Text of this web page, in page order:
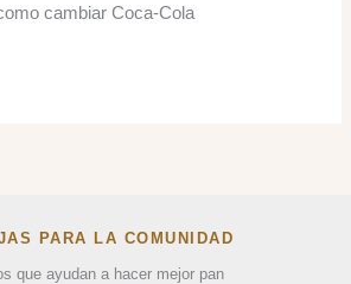
cambiar Coca-Cola
PARA LA COMUNIDAD
que ayudan a hacer mejor pan